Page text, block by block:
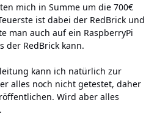
mich in Summe um die 700€
ist dabei der RedBrick und
man auch auf ein RaspberryPi
der RedBrick kann.
kann ich natürlich zur
alles noch nicht getestet, daher
Wird aber alles